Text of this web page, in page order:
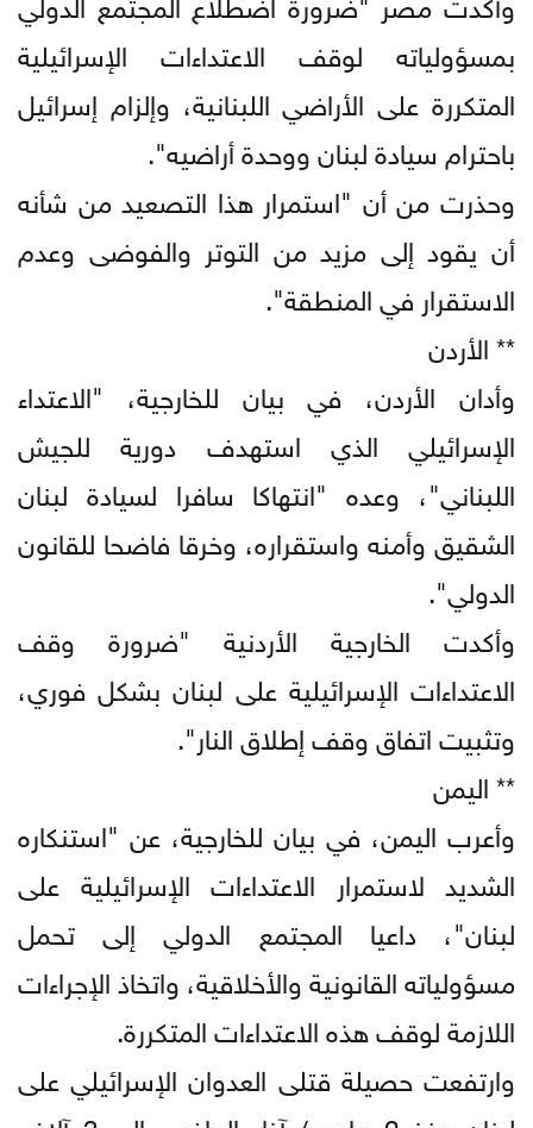
بمسؤولياته لوقف الاعتداءات الإسرائيلية
المتكررة على الأراضي اللبنانية، وإلزام إسرائيل
باحترام سيادة لبنان ووحدة أراضيه".
وحذرت من أن "استمرار هذا التصعيد من شأنه
أن يقود إلى مزيد من التوتر والفوضى وعدم
الاستقرار في المنطقة".
** الأردن
وأدان الأردن، في بيان للخارجية، "الاعتداء
الإسرائيلي الذي استهدف دورية للجيش
اللبناني"، وعده "انتهاكا سافرا لسيادة لبنان
الشقيق وأمنه واستقراره، وخرقا فاضحا للقانون
الدولي".
وأكدت الخارجية الأردنية "ضرورة وقف
الاعتداءات الإسرائيلية على لبنان بشكل فوري،
وتثبيت اتفاق وقف إطلاق النار".
** اليمن
وأعرب اليمن، في بيان للخارجية، عن "استنكاره
الشديد لاستمرار الاعتداءات الإسرائيلية على
لبنان"، داعيا المجتمع الدولي إلى تحمل
مسؤولياته القانونية والأخلاقية، واتخاذ الإجراءات
اللازمة لوقف هذه الاعتداءات المتكررة.
وارتفعت حصيلة قتلى العدوان الإسرائيلي على